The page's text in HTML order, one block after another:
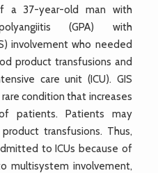
a 37-year-old man with
(GPA) with
involvement who needed
product transfusions and
care unit (ICU). GIS
condition that increases
patients. Patients may
transfusions. Thus,
to ICUs because of
multisystem involvement,